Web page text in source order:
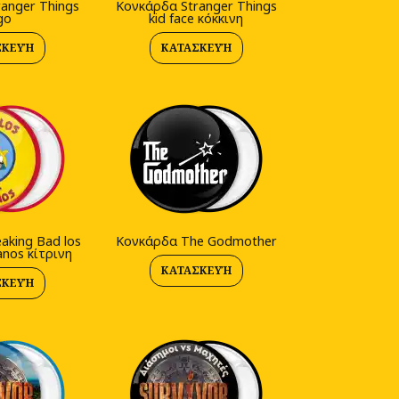
Things Κονκάρδα Stranger Things
kid face κόκκινη
ΚΑΤΑΣΚΕΥΉ
Bad los
κίτρινη
Κονκάρδα The Godmother
ΚΑΤΑΣΚΕΥΉ